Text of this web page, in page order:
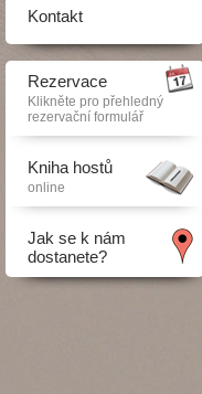
Kontakt
Rezervace
Klikněte pro přehledný
rezervační formulář
Kniha hostů
online
Jak se k nám
dostanete?